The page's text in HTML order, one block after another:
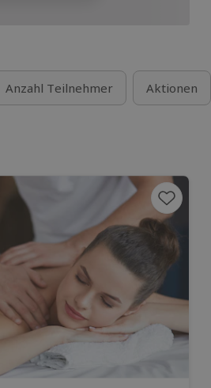
Anzahl Teilnehmer Aktionen